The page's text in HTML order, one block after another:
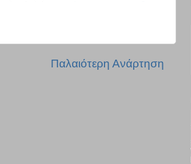
Παλαιότερη Ανάρτηση